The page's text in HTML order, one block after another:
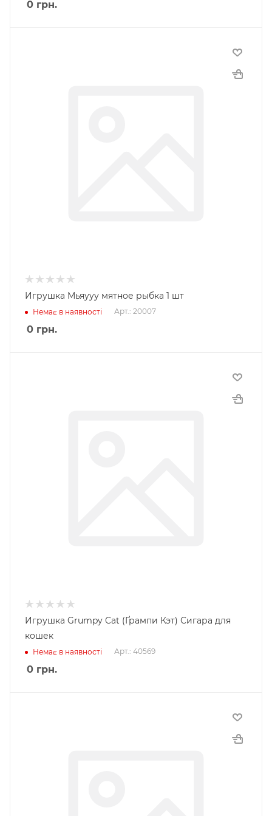
0 грн.
Игрушка Мьяууу мятное рыбка 1 шт
Немає в наявності Арт.: 20007
0 грн.
Игрушка Grumpy Cat (Ґрампи Кэт) Сигара для
кошек
Немає в наявності Арт.: 40569
0 грн.